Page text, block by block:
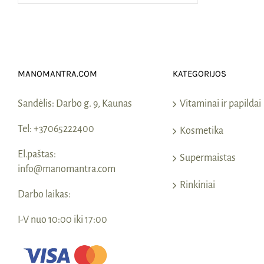
MANOMANTRA.COM
Sandėlis: Darbo g. 9, Kaunas
Tel: +37065222400
El.paštas:
info@manomantra.com
Darbo laikas:
I-V nuo 10:00 iki 17:00
KATEGORIJOS
Vitaminai ir papildai
Kosmetika
Supermaistas
Rinkiniai